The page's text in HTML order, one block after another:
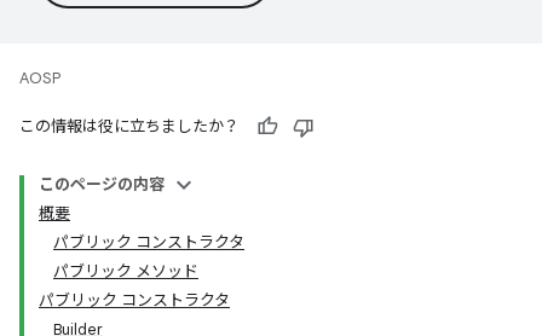
AOSP
この情報は役に立ちましたか？
このページの内容
概要
パブリック コンストラクタ
パブリック メソッド
パブリック コンストラクタ
Builder